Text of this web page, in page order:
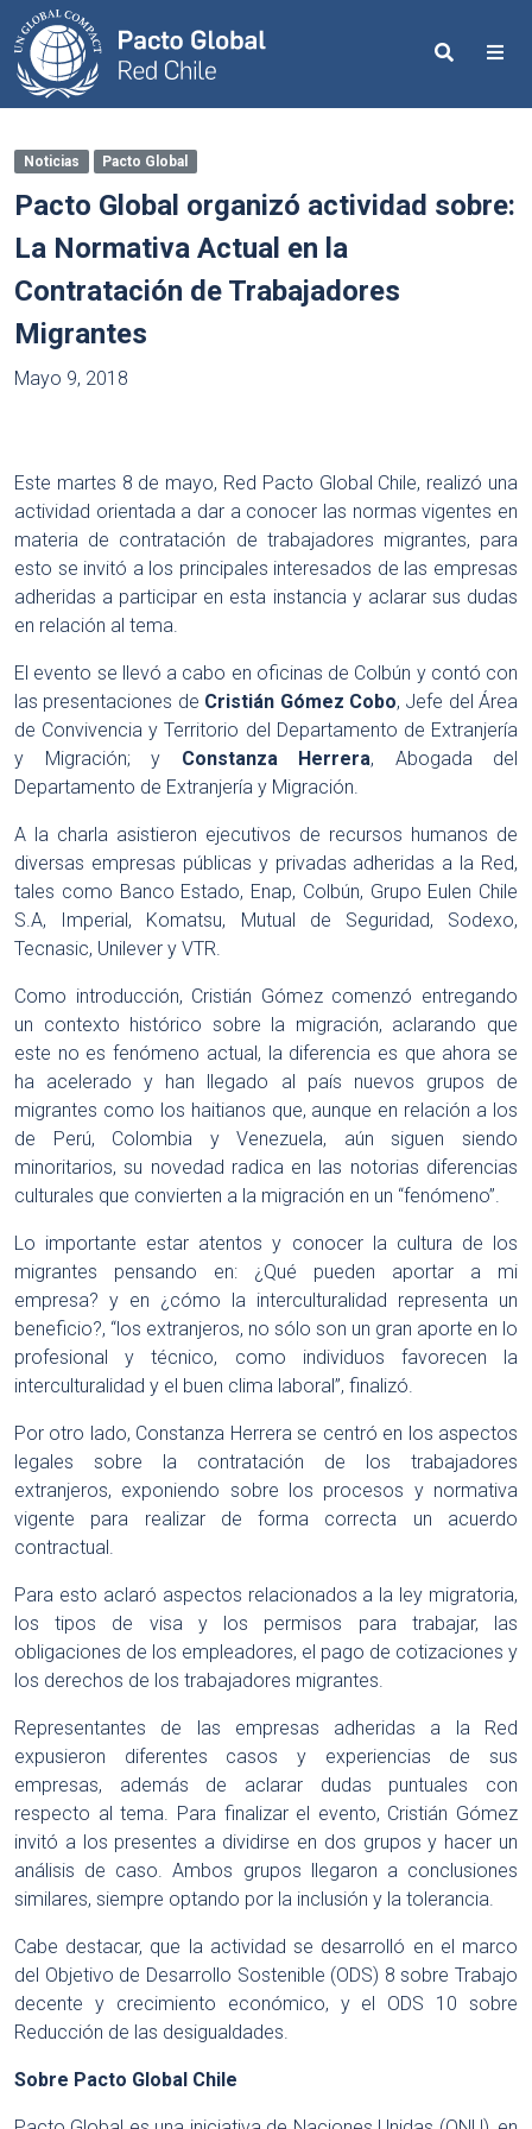
Search
Noticias Pacto Global
Pacto Global organizó actividad sobre:
La Normativa Actual en la
Contratación de Trabajadores
Migrantes
Mayo 9, 2018
Este martes 8 de mayo, Red Pacto Global Chile, realizó una
actividad orientada a dar a conocer las normas vigentes en
materia de contratación de trabajadores migrantes, para
esto se invitó a los principales interesados de las empresas
adheridas a participar en esta instancia y aclarar sus dudas
en relación al tema.
El evento se llevó a cabo en oficinas de Colbún y contó con
las presentaciones de Cristián Gómez Cobo, Jefe del Área
de Convivencia y Territorio del Departamento de Extranjería
y Migración; y Constanza Herrera, Abogada del
Departamento de Extranjería y Migración.
A la charla asistieron ejecutivos de recursos humanos de
diversas empresas públicas y privadas adheridas a la Red,
tales como Banco Estado, Enap, Colbún, Grupo Eulen Chile
S.A, Imperial, Komatsu, Mutual de Seguridad, Sodexo,
Tecnasic, Unilever y VTR.
Como introducción, Cristián Gómez comenzó entregando
un contexto histórico sobre la migración, aclarando que
este no es fenómeno actual, la diferencia es que ahora se
ha acelerado y han llegado al país nuevos grupos de
migrantes como los haitianos que, aunque en relación a los
de Perú, Colombia y Venezuela, aún siguen siendo
minoritarios, su novedad radica en las notorias diferencias
culturales que convierten a la migración en un “fenómeno”.
Lo importante estar atentos y conocer la cultura de los
migrantes pensando en: ¿Qué pueden aportar a mi
empresa? y en ¿cómo la interculturalidad representa un
beneficio?, “los extranjeros, no sólo son un gran aporte en lo
profesional y técnico, como individuos favorecen la
interculturalidad y el buen clima laboral”, finalizó.
Por otro lado, Constanza Herrera se centró en los aspectos
legales sobre la contratación de los trabajadores
extranjeros, exponiendo sobre los procesos y normativa
vigente para realizar de forma correcta un acuerdo
contractual.
Para esto aclaró aspectos relacionados a la ley migratoria,
los tipos de visa y los permisos para trabajar, las
obligaciones de los empleadores, el pago de cotizaciones y
los derechos de los trabajadores migrantes.
Representantes de las empresas adheridas a la Red
expusieron diferentes casos y experiencias de sus
empresas, además de aclarar dudas puntuales con
respecto al tema. Para finalizar el evento, Cristián Gómez
invitó a los presentes a dividirse en dos grupos y hacer un
análisis de caso. Ambos grupos llegaron a conclusiones
similares, siempre optando por la inclusión y la tolerancia.
Cabe destacar, que la actividad se desarrolló en el marco
del Objetivo de Desarrollo Sostenible (ODS) 8 sobre Trabajo
decente y crecimiento económico, y el ODS 10 sobre
Reducción de las desigualdades.
Sobre Pacto Global Chile